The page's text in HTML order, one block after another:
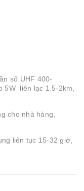
số UHF 400-
5W liên lạc 1.5-2km,
cho nhà hàng,
liên tục 15-32 giờ,